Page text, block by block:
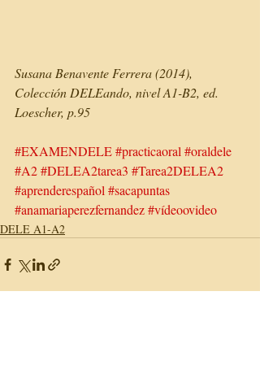
Susana Benavente Ferrera (2014),
Colección DELEando, nivel A1-B2, ed.
Loescher, p.95
#EXAMENDELE#practicaoral #oraldele
#A2#DELEA2tarea3 #Tarea2DELEA2
#aprenderespañol #sacapuntas
#anamariaperezfernandez#vídeoovideo
DELE A1-A2